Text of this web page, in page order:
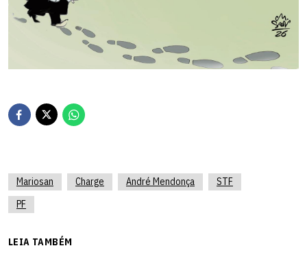
Mariosan Charge André Mendonça
STF
PF
LEIA TAMBÉM